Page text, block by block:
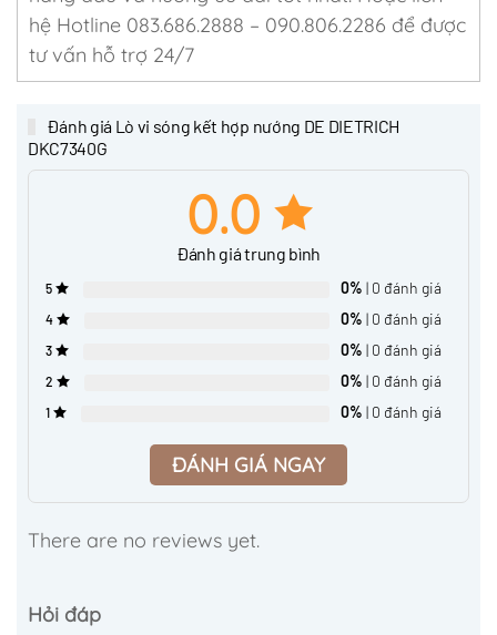
hệ Hotline 083.686.2888 – 090.806.2286 để được
tư vấn hỗ trợ 24/7
Đánh giá Lò vi sóng kết hợp nướng DE DIETRICH
DKC7340G
0.0
Đánh giá trung bình
5 0% | 0 đánh giá
4 0% | 0 đánh giá
3 0% | 0 đánh giá
2 0% | 0 đánh giá
1 0% | 0 đánh giá
ĐÁNH GIÁ NGAY
There are no reviews yet.
Hỏi đáp